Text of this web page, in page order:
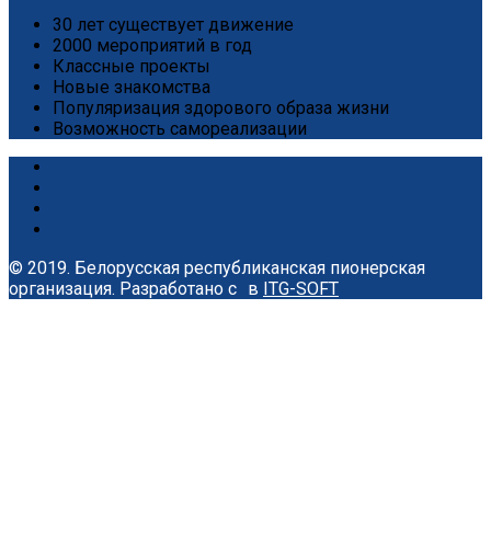
30 лет существует движение
2000 мероприятий в год
Классные проекты
Новые знакомства
Популяризация здорового образа жизни
Возможность самореализации
© 2019. Белорусская республиканская пионерская
организация. Разработано с в ITG-SOFT